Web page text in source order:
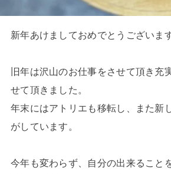
新年あけましておめでとうございます
旧年は沢山のお仕事をさせて頂き充
せて頂きま した。
年末にはアトリエも移転し、
また新
がしています。
今年も変わらず、 自分の出来ること